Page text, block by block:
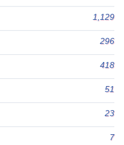
1,129
296
418
51
23
7